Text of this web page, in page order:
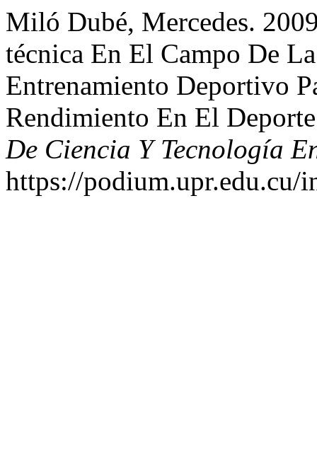
Miló Dubé, Mercedes.
técnica En El Campo De
Entrenamiento Deportivo
Rendimiento En El
De Ciencia Y Tecnología
https://